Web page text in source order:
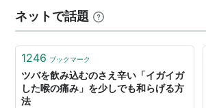
り替えで、睡眠の質と喉の潤いを守る
プの選び方とコツ 📝今夜のチェックリ
Sleep M…
ネットで話題
1246 ブックマーク
ツバを飲み込むのさえ辛い「イガイガ
した喉の痛み」を少しでも和らげる方
法